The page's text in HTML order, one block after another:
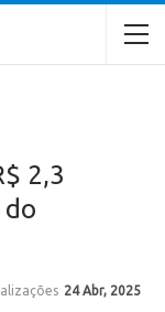
2,3
do
24 Abr, 2025